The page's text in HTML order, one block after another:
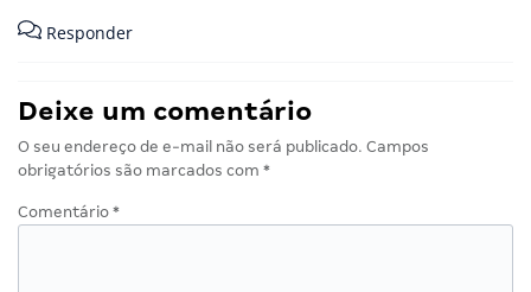
Responder
Deixe um comentário
O seu endereço de e-mail não será publicado. Campos
obrigatórios são marcados com *
Comentário *